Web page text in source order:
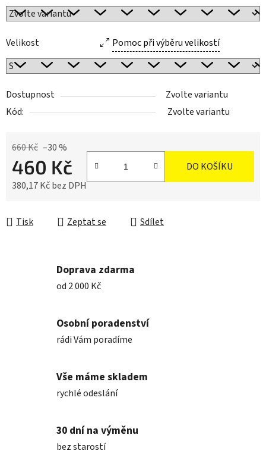
Velikost Pomoc při výběru velikostí
Dostupnost
Zvolte variantu
Kód:
Zvolte variantu
660 Kč –30 %
460 Kč
380,17 Kč bez DPH
DO KOŠÍKU
Tisk Zeptat se Sdílet
Doprava zdarma
od 2 000 Kč
Osobní poradenství
rádi Vám poradíme
Vše máme skladem
rychlé odeslání
30 dní na výměnu
bez starostí